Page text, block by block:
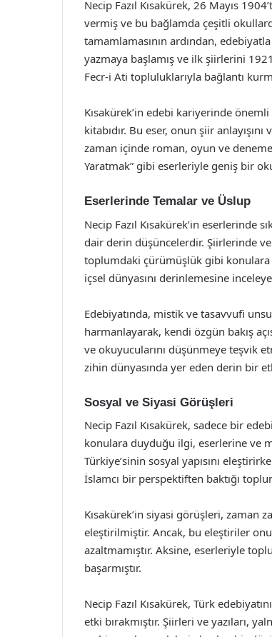
Necip Fazıl Kısakürek, 26 Mayıs
vermiş ve bu bağlamda çeşitli
tamamlamasının ardından,
yazmaya başlamış ve ilk şiirlerini
Fecr-i Ati topluluklarıyla bağlantı
Kısakürek’in edebi kariyerinde
kitabıdır. Bu eser, onun şiir
zaman içinde roman, oyun ve
Yaratmak” gibi eserleriyle geniş bir
Eserlerinde Temalar ve Üslup
Necip Fazıl Kısakürek’in eserlerinde
dair derin düşüncelerdir. Şiirlerinde ve
toplumdaki çürümüşlük gibi konulara
içsel dünyasını derinlemesine
Edebiyatında, mistik ve tasavvufi
harmanlayarak, kendi özgün bakış
ve okuyucularını düşünmeye teşvik
zihin dünyasında yer eden derin bir
Sosyal ve Siyasi Görüşleri
Necip Fazıl Kısakürek, sadece bir
konulara duyduğu ilgi, eserlerine ve
Türkiye’sinin sosyal yapısını
İslamcı bir perspektiften baktığı
Kısakürek’in siyasi görüşleri, zaman
eleştirilmiştir. Ancak, bu eleştiriler
azaltmamıştır. Aksine, eserleriyle
başarmıştır.
Necip Fazıl Kısakürek, Türk
etki bırakmıştır. Şiirleri ve yazıları,